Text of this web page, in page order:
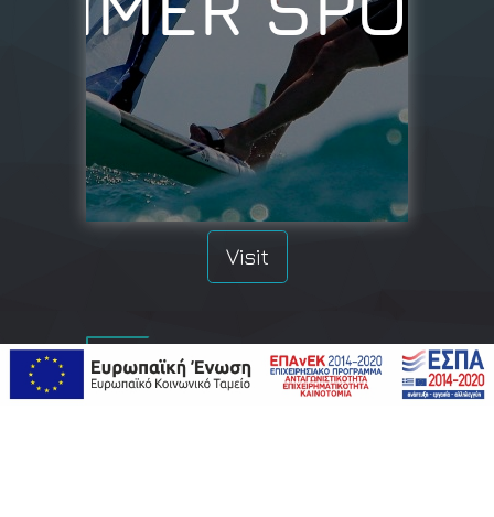
Visit
ΙΕΚ CRAFT